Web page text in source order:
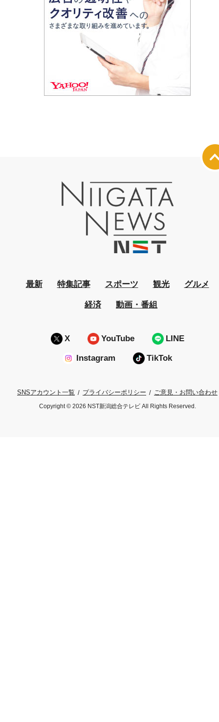
最新 特集記事 スポーツ 観光 グルメ
経済 動画・番組
X YouTube LINE
Instagram TikTok
SNSアカウント一覧 プライバシーポリシー ご意見・お問い合わせ
Copyright © 2026 NST新潟総合テレビ All Rights Reserved.